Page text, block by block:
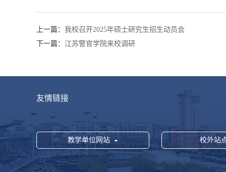
上一篇： 我校召开2025年硕士研究生招生动员会
下一篇： 江苏警官学院来校调研
友情链接
教学单位网站 校外站